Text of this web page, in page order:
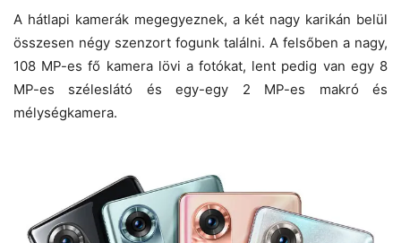
A hátlapi kamerák megegyeznek, a két nagy karikán belül
összesen négy szenzort fogunk találni. A felsőben a nagy,
108 MP-es fő kamera lövi a fotókat, lent pedig van egy 8
MP-es széleslátó és egy-egy 2 MP-es makró és
mélységkamera.